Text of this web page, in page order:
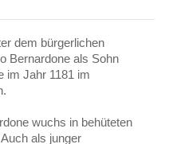
dem bürgerlichen
Bernardone als Sohn
im Jahr 1181 im
wuchs in behüteten
als junger